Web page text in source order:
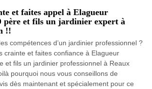
et faites appel à Elagueur
père et fils un jardinier expert à
!!
compétences d’un jardinier professionnel ?
crainte et faites confiance à Elagueur
et fils un jardinier professionnel à Reaux
pourquoi nous vous conseillons de
dès maintenant et spécialement pour ce